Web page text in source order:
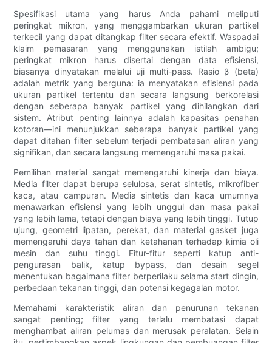
Spesifikasi utama yang harus Anda pahami meliputi
peringkat mikron, yang menggambarkan ukuran partikel
terkecil yang dapat ditangkap filter secara efektif. Waspadai
klaim pemasaran yang menggunakan istilah ambigu;
peringkat mikron harus disertai dengan data efisiensi,
biasanya dinyatakan melalui uji multi-pass. Rasio β (beta)
adalah metrik yang berguna: ia menyatakan efisiensi pada
ukuran partikel tertentu dan secara langsung berkorelasi
dengan seberapa banyak partikel yang dihilangkan dari
sistem. Atribut penting lainnya adalah kapasitas penahan
kotoran—ini menunjukkan seberapa banyak partikel yang
dapat ditahan filter sebelum terjadi pembatasan aliran yang
signifikan, dan secara langsung memengaruhi masa pakai.
Pemilihan material sangat memengaruhi kinerja dan biaya.
Media filter dapat berupa selulosa, serat sintetis, mikrofiber
kaca, atau campuran. Media sintetis dan kaca umumnya
menawarkan efisiensi yang lebih unggul dan masa pakai
yang lebih lama, tetapi dengan biaya yang lebih tinggi. Tutup
ujung, geometri lipatan, perekat, dan material gasket juga
memengaruhi daya tahan dan ketahanan terhadap kimia oli
mesin dan suhu tinggi. Fitur-fitur seperti katup anti-
pengurasan balik, katup bypass, dan desain segel
menentukan bagaimana filter berperilaku selama start dingin,
perbedaan tekanan tinggi, dan potensi kegagalan motor.
Memahami karakteristik aliran dan penurunan tekanan
sangat penting; filter yang terlalu membatasi dapat
menghambat aliran pelumas dan merusak peralatan. Selain